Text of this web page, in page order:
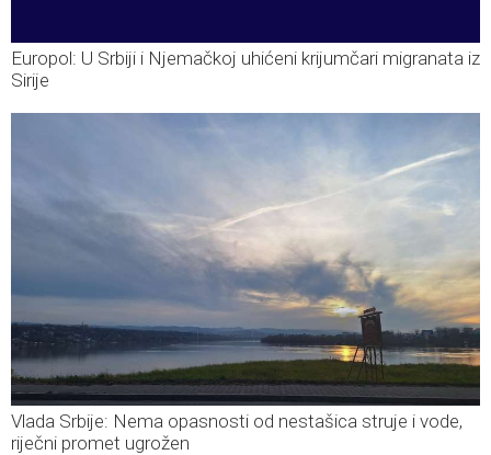
Europol: U Srbiji i Njemačkoj uhićeni krijumčari migranata iz
Sirije
Vlada Srbije: Nema opasnosti od nestašica struje i vode,
riječni promet ugrožen